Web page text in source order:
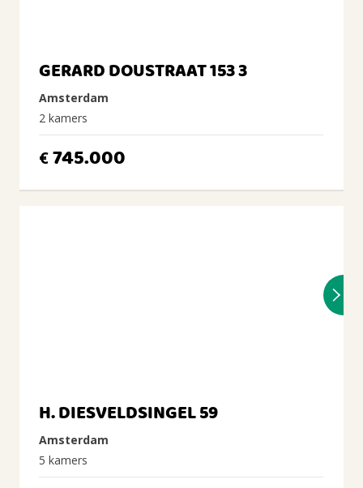
GERARD DOUSTRAAT 153 3
Amsterdam
2 kamers
€745.000
H. DIESVELDSINGEL 59
Amsterdam
5 kamers